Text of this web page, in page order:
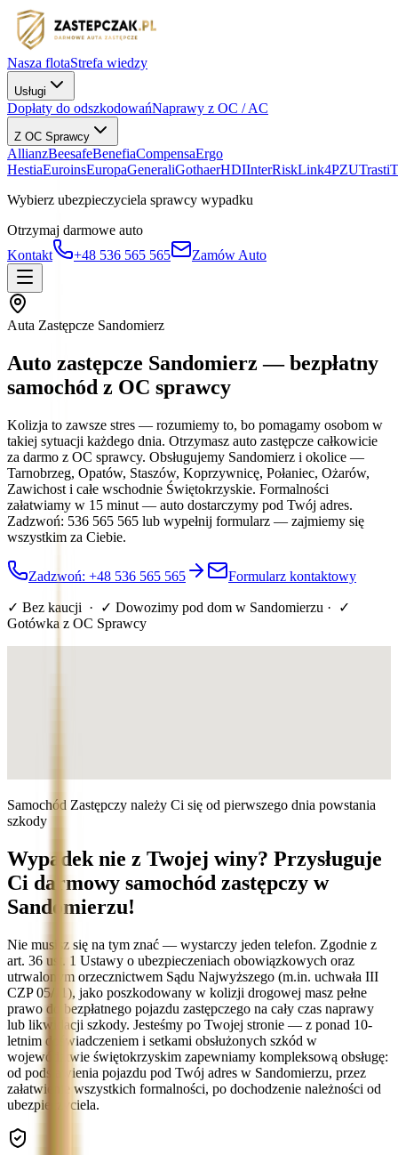
Nasza flotaStrefa wiedzy
Usługi
Dopłaty do odszkodowańNaprawy z OC / AC
Z OC Sprawcy
AllianzBeesafeBenefiaCompensaErgo
HestiaEuroinsEuropaGeneraliGothaerHDIInterRiskLink4PZUTrasti
Wybierz ubezpieczyciela sprawcy wypadku
Otrzymaj darmowe auto
Kontakt
+48 536 565 565 Zamów Auto
Auta Zastępcze Sandomierz
Auto zastępcze Sandomierz — bezpłatny
samochód z OC sprawcy
Kolizja to zawsze stres — rozumiemy to, bo pomagamy osobom w
takiej sytuacji każdego dnia. Otrzymasz auto zastępcze całkowicie
za darmo z OC sprawcy. Obsługujemy Sandomierz i okolice —
Tarnobrzeg, Opatów, Staszów, Koprzywnicę, Połaniec, Ożarów,
Zawichost i całe wschodnie Świętokrzyskie. Formalności
załatwiamy w 15 minut — auto dostarczymy pod Twój adres.
Zadzwoń: 536 565 565 lub wypełnij formularz — zajmiemy się
wszystkim za Ciebie.
Zadzwoń: +48 536 565 565 Formularz kontaktowy
✓ Bez kaucji · ✓ Dowozimy pod dom w Sandomierzu · ✓
Gotówka z OC Sprawcy
Samochód Zastępczy należy Ci się od pierwszego dnia powstania
szkody
Wypadek nie z Twojej winy? Przysługuje
Ci darmowy samochód zastępczy w
Sandomierzu!
Nie musisz się na tym znać — wystarczy jeden telefon. Zgodnie z
art. 36 ust. 1 Ustawy o ubezpieczeniach obowiązkowych oraz
utrwalonym orzecznictwem Sądu Najwyższego (m.in. uchwała III
CZP 05/11), jako poszkodowany w kolizji drogowej masz pełne
prawo do bezpłatnego pojazdu zastępczego na cały czas naprawy
lub likwidacji szkody. Jesteśmy po Twojej stronie — z ponad 10-
letnim doświadczeniem i setkami obsłużonych szkód w
województwie świętokrzyskim zapewniamy kompleksową obsługę:
od podstawienia pojazdu pod Twój adres w Sandomierzu, przez
załatwienie wszystkich formalności, po dochodzenie należności od
ubezpieczyciela.